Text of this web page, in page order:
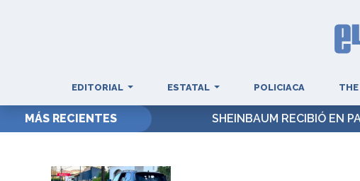
EDITORIAL ESTATAL POLICIACA THE
MÁS RECIENTES SHEINBAUM RECIBIÓ EN